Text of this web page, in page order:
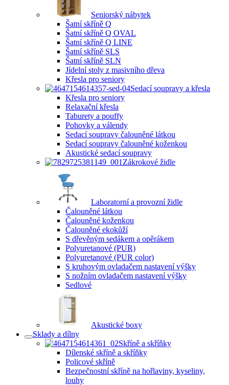
Seniorský nábytek
Šatní skříně Q
Šatní skříně Q OVAL
Šatní skříně Q LINE
Šatní skříně SLS
Šatní skříně SLN
Jídelní stoly z masivního dřeva
Křesla pro seniory
Sedací soupravy a křesla
Křesla pro seniory
Relaxační křesla
Taburety a pouffy
Pohovky a válendy
Sedací soupravy čalouněné látkou
Sedací soupravy čalouněné koženkou
Akustické sedací soupravy
Zákrokové židle
Laboratorní a provozní židle
Čalouněné látkou
Čalouněné koženkou
Čalouněné ekokůží
S dřevěným sedákem a opěrákem
Polyuretanové (PUR)
Polyuretanové (PUR color)
S kruhovým ovladačem nastavení výšky
S nožním ovladačem nastavení výšky
Sedlové
Akustické boxy
Sklady a dílny
Skříně a skříňky
Dílenské skříně a skříňky
Policové skříně
Bezpečnostní skříně na hořlaviny, kyseliny,
louhy